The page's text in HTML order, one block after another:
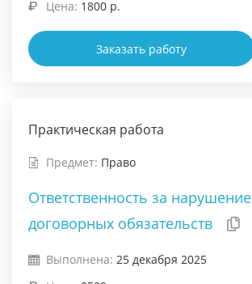
Цена: 1800 р.
Заказать работу
Практическая работа
Предмет: Право
Ответственность за нарушение
договорных обязательств
Выполнена: 25 декабря 2025